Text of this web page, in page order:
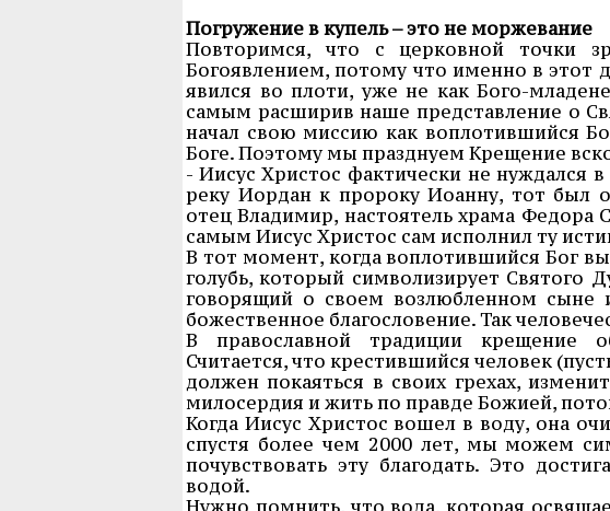
Погружение в купель – это не моржевание
Повторимся, что с церковной точки
Богоявлением, потому что именно в этот
явился во плоти, уже не как Бого-
самым расширив наше представление о
начал свою миссию как воплотившийся
Боге. Поэтому мы празднуем Крещение
- Иисус Христос фактически не нуждался
реку Иордан к пророку Иоанну, тот был
отец Владимир, настоятель храма Федора
самым Иисус Христос сам исполнил ту
В тот момент, когда воплотившийся Бог
голубь, который символизирует Святого
говорящий о своем возлюбленном
божественное благословение. Так
В православной традиции крещение
Считается, что крестившийся человек
должен покаяться в своих грехах,
милосердия и жить по правде Божией,
Когда Иисус Христос вошел в воду, она
спустя более чем 2000 лет, мы можем
почувствовать эту благодать. Это
водой.